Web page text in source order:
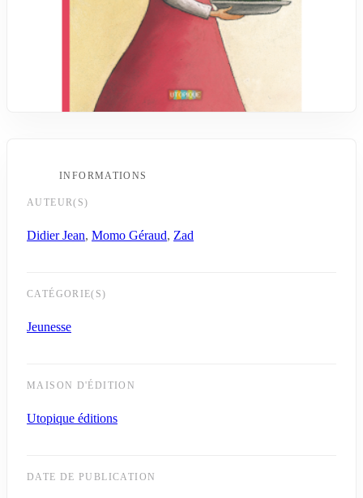
INFORMATIONS
AUTEUR(S)
Didier Jean, Momo Géraud, Zad
CATÉGORIE(S)
Jeunesse
MAISON D'ÉDITION
Utopique éditions
DATE DE PUBLICATION